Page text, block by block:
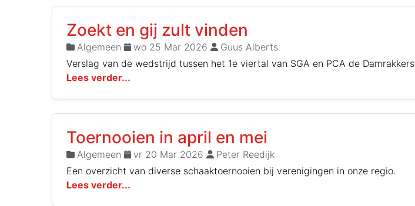
Zoekt en gij zult vinden
Algemeen wo 25 Mar 2026
Guus Alberts
Verslag van de wedstrijd tussen het 1e viertal van SGA en PCA de Damrakkers
Lees verder...
Toernooien in april en mei
Algemeen vr 20 Mar 2026
Peter Reedijk
Een overzicht van diverse schaaktoernooien bij verenigingen in onze regio.
Lees verder...